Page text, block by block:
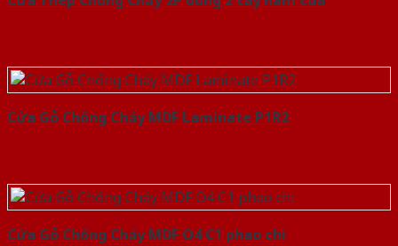
Cửa Gỗ Chống Cháy MDF Laminate P1R2
Cửa Gỗ Chống Cháy MDF O4 C1 phao chi